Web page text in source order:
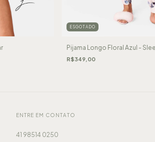
ESGOTADO
Pijama Longo Floral Azul -
R$349,00
ENTRE EM CONTATO
41 98514 0250